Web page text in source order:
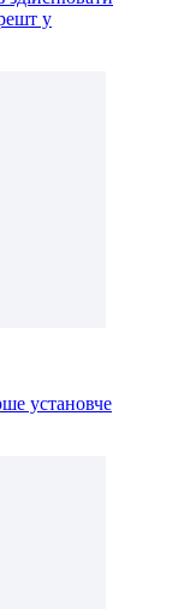
у
установче